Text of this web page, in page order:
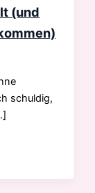
(und
schuldig,